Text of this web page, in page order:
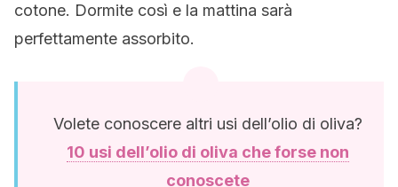
cotone. Dormite così e la mattina sarà
perfettamente assorbito.
Volete conoscere altri usi dell’olio di oliva?
10 usi dell’olio di oliva che forse non
conoscete